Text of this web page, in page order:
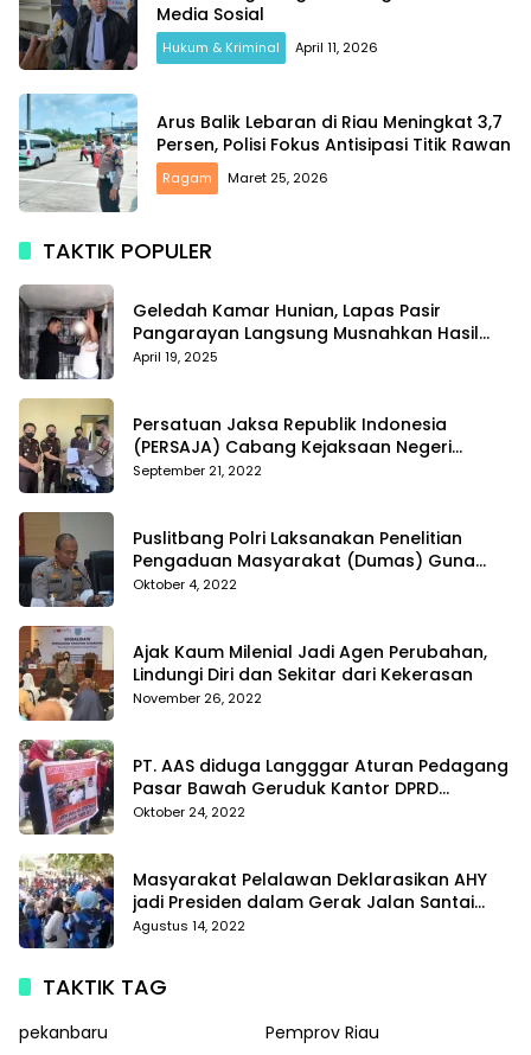
Media Sosial
Hukum & Kriminal April 11, 2026
Arus Balik Lebaran di Riau Meningkat 3,7
Persen, Polisi Fokus Antisipasi Titik Rawan
Ragam Maret 25, 2026
TAKTIK POPULER
Geledah Kamar Hunian, Lapas Pasir
Pangarayan Langsung Musnahkan Hasil
Temuan
April 19, 2025
Persatuan Jaksa Republik Indonesia
(PERSAJA) Cabang Kejaksaan Negeri
Tanggamus resmi melaporkan Alvin Lim ke
September 21, 2022
Puslitbang Polri Laksanakan Penelitian
Pengaduan Masyarakat (Dumas) Guna
Meningkatkan Profesionalisme Personil Polri
Oktober 4, 2022
Ajak Kaum Milenial Jadi Agen Perubahan,
Lindungi Diri dan Sekitar dari Kekerasan
November 26, 2022
PT. AAS diduga Langggar Aturan Pedagang
Pasar Bawah Geruduk Kantor DPRD
Pekanbaru
Oktober 24, 2022
Masyarakat Pelalawan Deklarasikan AHY
jadi Presiden dalam Gerak Jalan Santai
Partai Demokrat
Agustus 14, 2022
TAKTIK TAG
pekanbaru
Pemprov Riau